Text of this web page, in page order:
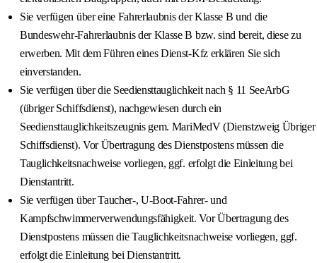
Sie verfügen über eine Fahrerlaubnis der Klasse B und die
Bundeswehr-Fahrerlaubnis der Klasse B bzw. sind bereit, diese zu
erwerben. Mit dem Führen eines Dienst-Kfz erklären Sie sich
einverstanden.
Sie verfügen über die Seediensttauglichkeit nach § 11 SeeArbG
(übriger Schiffsdienst), nachgewiesen durch ein
Seediensttauglichkeitszeugnis gem. MariMedV (Dienstzweig Übriger
Schiffsdienst). Vor Übertragung des Dienstpostens müssen die
Tauglichkeitsnachweise vorliegen, ggf. erfolgt die Einleitung bei
Dienstantritt.
Sie verfügen über Taucher-, U-Boot-Fahrer- und
Kampfschwimmerverwendungsfähigkeit. Vor Übertragung des
Dienstpostens müssen die Tauglichkeitsnachweise vorliegen, ggf.
erfolgt die Einleitung bei Dienstantritt.